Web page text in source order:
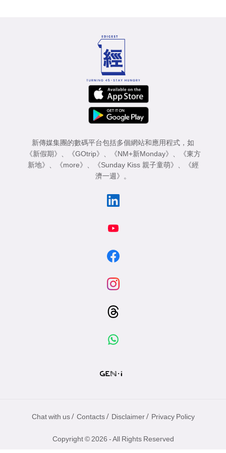
新傳媒集團的數碼平台包括多個網站和應用程式，如
《新假期》 、 《GOtrip》 、 《NM+新Monday》 、
《東方
新地》 、 《more》 、 《Sunday Kiss 親子童萌》 、
《經
濟一週》 。
Chat with us / Contacts / Disclaimer / Privacy Policy
Copyright © 2026 - All Rights Reserved